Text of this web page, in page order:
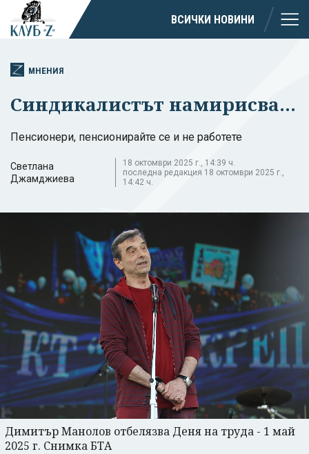
ВСИЧКИ НОВИНИ
МНЕНИЯ
Синдикалистът намирисва...
Пенсионери, пенсионирайте се и не работете
Светлана
Джамджиева
18 октомври 2025 г., 14:39 ч.
последна редакция 18 октомври 2025 г.,
14:42 ч.
Димитър Манолов отбелязва Деня на труда - 1 май
2025 г. Снимка БТА